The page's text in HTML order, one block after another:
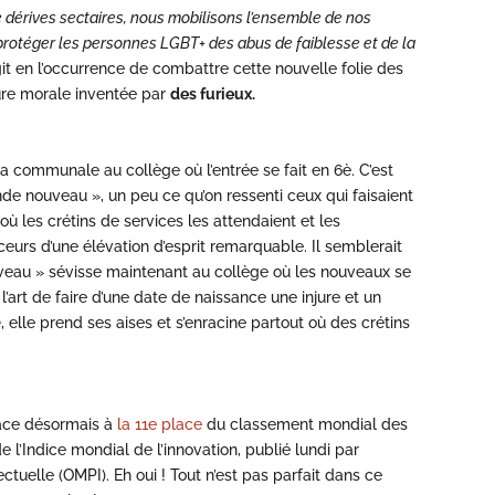
sectaires, nous mobilisons l’ensemble de nos
les personnes LGBT+ des abus de faiblesse et de la
en l’occurrence de combattre cette nouvelle folie des
morale inventée pardes furieux.
au collège où l’entrée se fait en 6è. C’est
nouveau », un peu ce qu’on ressenti ceux qui faisaient
les crétins de services les attendaient et les
d’une élévation d’esprit remarquable. Il semblerait
» sévisse maintenant au collège où les nouveaux se
de faire d’une date de naissance une injure et un
, elle prend ses aises et s’enracine partout où des crétins
désormais à la 11e placedu classement mondial des
l’Indice mondial de l’innovation, publié lundi par
(OMPI). Eh oui ! Tout n’est pas parfait dans ce